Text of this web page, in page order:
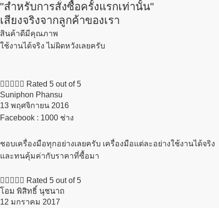
"สำหรับการสั่งซื้อครั้งแรกเท่านั้น"
เสียงจริงจากลูกค้าของเรา
สินค้าดีมีคุณภาพ
ใช้งานได้จริง ไม่ผิดหวังเลยครับ
     Rated 5 out of 5
Suniphon Phansu
13 พฤศจิกายน 2016​
Facebook : 1000 ช่าง
ชอบเครื่องมือทุกอย่างเลยครับ เครื่องมือแต่ละอย่างใช้งานได้จริง
และทนคุ้มค่ากับราคาที่ซื้อมา
     Rated 5 out of 5
โอม พิสิทธิ์ นุชนาถ
12 มกราคม 2017​